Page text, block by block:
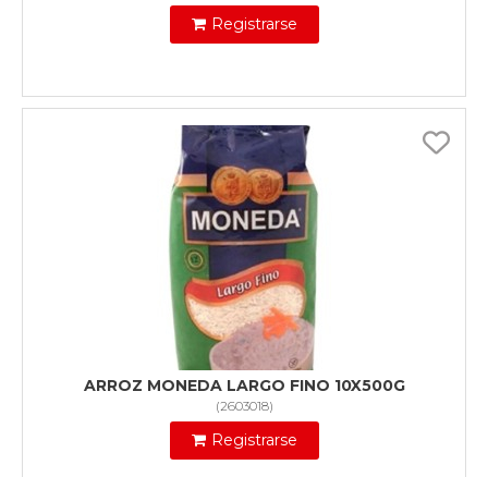
Registrarse
ARROZ MONEDA LARGO FINO 10X500G
(2603018)
Registrarse